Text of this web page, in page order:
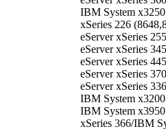
IBM System
xSeries 226
eServer xSeries
eServer xSeries
eServer xSeries
eServer xSeries
eServer xSeries
IBM System
IBM System
xSeries 366/IBM